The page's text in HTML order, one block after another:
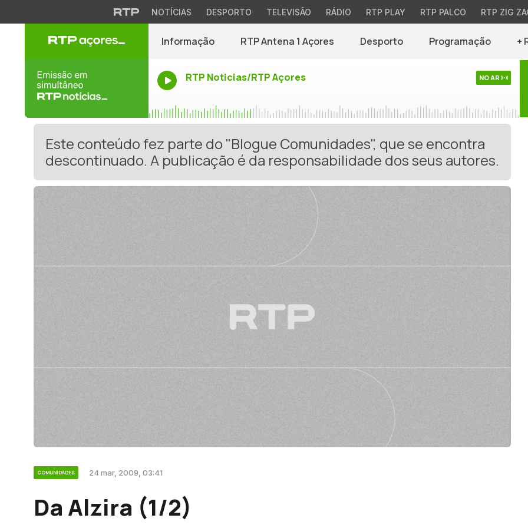
NOTÍCIAS DESPORTO TELEVISÃO RÁDIO RTP PLAY RTP PALCO RTP ZIG
Informação RTP Antena 1 Açores Desporto Programação +
RTP Noticias/RTP Açores NO AR
Este conteúdo fez parte do "Blogue Comunidades", que se encontra
descontinuado. A publicação é da responsabilidade dos seus autores.
COMUNIDADES 24 mar, 2009, 03:41
Da Alzira (1/2)